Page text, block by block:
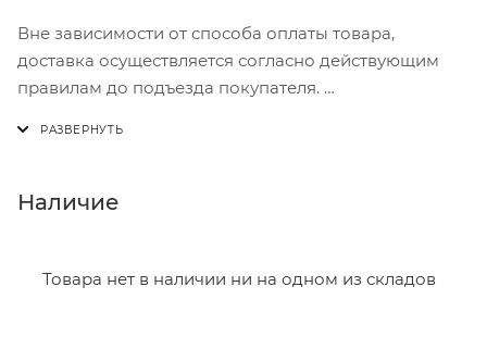
Вне зависимости от способа оплаты товара,
доставка осуществляется согласно действующим
правилам до подъезда покупателя.
В субботу с 8:00 до 15:00
- зоны доставки;
Наличие
Товара нет в наличии ни на одном из складов